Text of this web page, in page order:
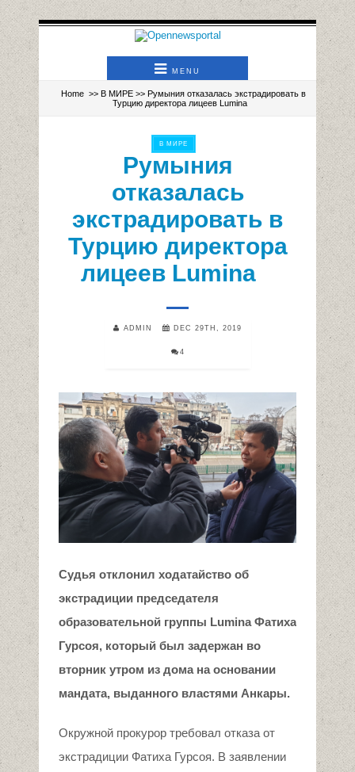
MENU
Home >> В МИРЕ >> Румыния отказалаcь экстрадировать в
Турцию директора лицеев Lumina
В МИРЕ
Румыния
отказалаcь
экстрадировать в
Турцию директора
лицеев Lumina
ADMIN DEC 29TH, 2019
4
Судья отклонил ходатайство об
экстрадиции председателя
образовательной группы Lumina Фатиха
Гурсоя, который был задержан во
вторник утром из дома на основании
мандата, выданного властями Анкары.
Окружной прокурор требовал отказа от
экстрадиции Фатиха Гурсоя. В заявлении